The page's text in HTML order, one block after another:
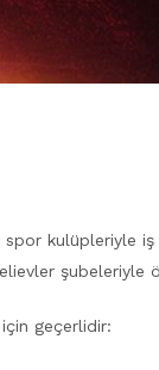
kulüpleriyle
şubeleriyle
geçerlidir: